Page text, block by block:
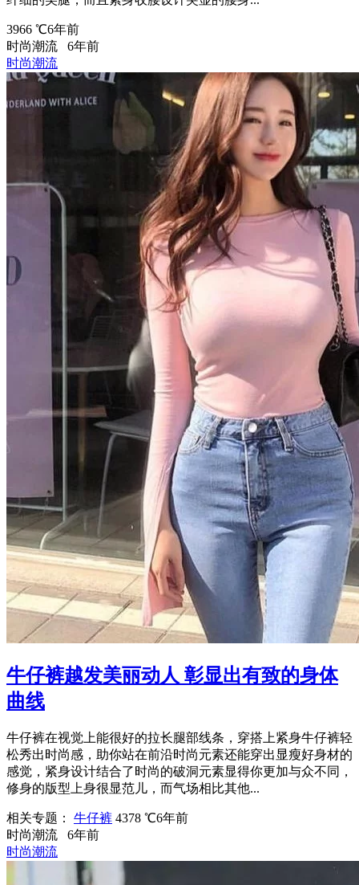
3966 ℃6年前
时尚潮流
6年前
时尚潮流
牛仔裤越发美丽动人 彰显出有致的身体
曲线
牛仔裤在视觉上能很好的拉长腿部线条，穿搭上紧身牛仔裤轻
松秀出时尚感，助你站在前沿时尚元素还能穿出显瘦好身材的
感觉，紧身设计结合了时尚的破洞元素显得你更加与众不同，
修身的版型上身很显范儿，而气场相比其他...
相关专题： 牛仔裤 4378 ℃6年前
时尚潮流
6年前
时尚潮流